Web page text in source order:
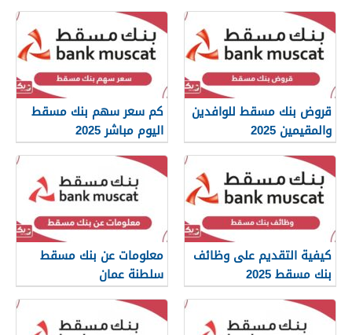
قروض بنك مسقط للوافدين
والمقيمين 2025
كم سعر سهم بنك مسقط
اليوم مباشر 2025
كيفية التقديم على وظائف
بنك مسقط 2025
معلومات عن بنك مسقط
سلطنة عمان